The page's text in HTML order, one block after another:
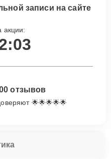
записи на сайте
акции:
отзывов
🌟🌟🌟🌟🌟